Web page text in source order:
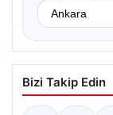
Bizi Takip Edin